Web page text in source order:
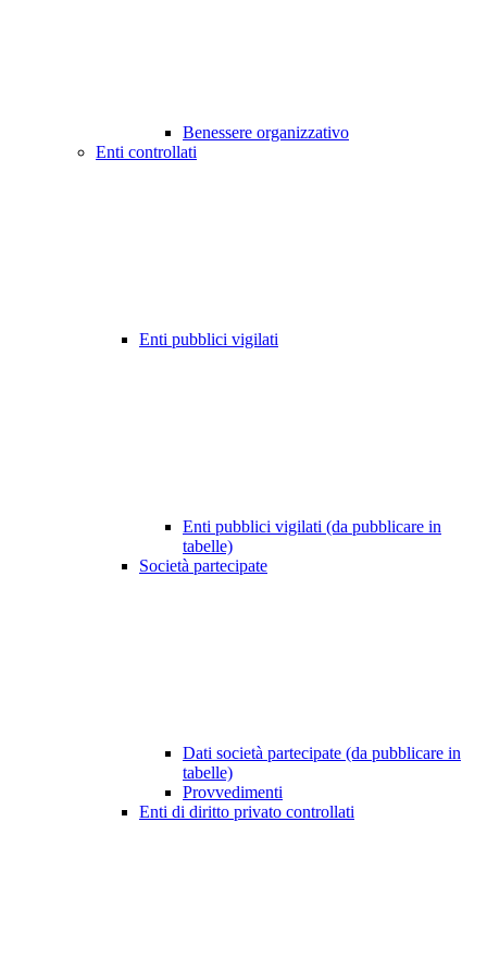
Benessere organizzativo
Enti controllati
Enti pubblici vigilati
Enti pubblici vigilati (da pubblicare in
tabelle)
Società partecipate
Dati società partecipate (da pubblicare in
tabelle)
Provvedimenti
Enti di diritto privato controllati